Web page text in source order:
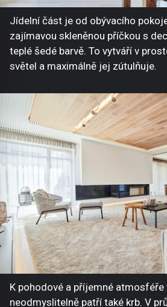
Jídelní část je od obývacího
zajímavou skleněnou příčkou s
teplé šedé barvě. To vytváří v
světel a maximálně jej zútulňuje.
K pohodové a příjemné atmosféře
neodmyslitelně patří také krb. V